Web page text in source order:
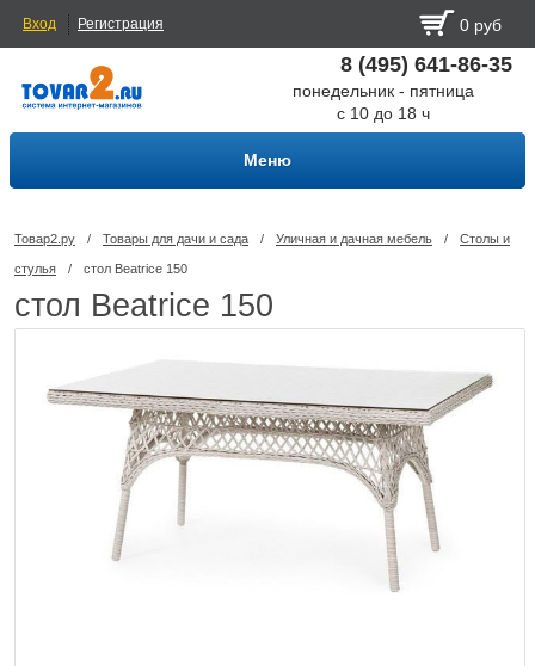
Вход Регистрация 0 руб
8 (495) 641-86-35
понедельник - пятница
с 10 до 18 ч
Меню
Товар2.ру / Товары для дачи и сада / Уличная и дачная мебель / Столы и
стулья / стол Beatrice 150
стол Beatrice 150